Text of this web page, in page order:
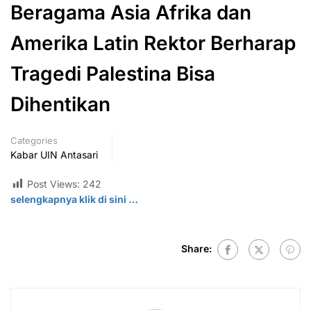
Beragama Asia Afrika dan
Amerika Latin Rektor Berharap
Tragedi Palestina Bisa
Dihentikan
Categories
Kabar UIN Antasari
Post Views: 242
selengkapnya klik di sini …
Share: